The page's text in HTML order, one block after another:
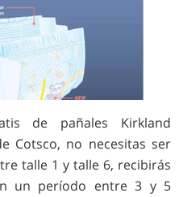
de pañales Kirkland
Cotsco, no necesitas ser
talle 1 y talle 6, recibirás
un período entre 3 y 5